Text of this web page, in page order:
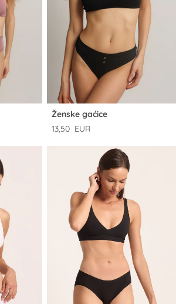
Ženske gaćice
13,50 EUR